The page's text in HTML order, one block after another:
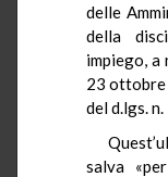
delle
della
impiego, a
23 ottobre
del d.lgs.
salva